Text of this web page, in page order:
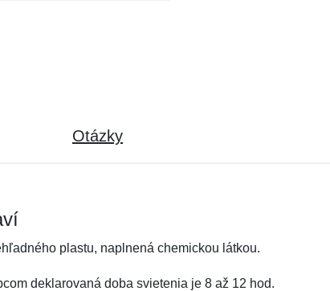
Otázky
plastu, naplnená chemickou látkou.
deklarovaná doba svietenia je 8 až 12 hod.